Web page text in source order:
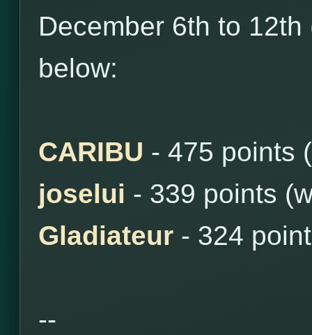
December 6th to
below:
CARIBU - 475 points
joselui - 339 points
Gladiateur - 324
--